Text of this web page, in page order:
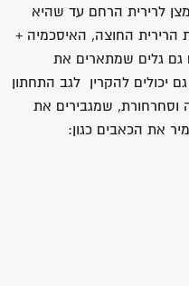
לרירית הרחם עד שהיא
הרירית החוצה, האיסכמיה +
גם גלים שמתארים את
יכולים להקרין לגב התחתון
וסחרחורת, שמגבירים את
את הכאבים כגון: